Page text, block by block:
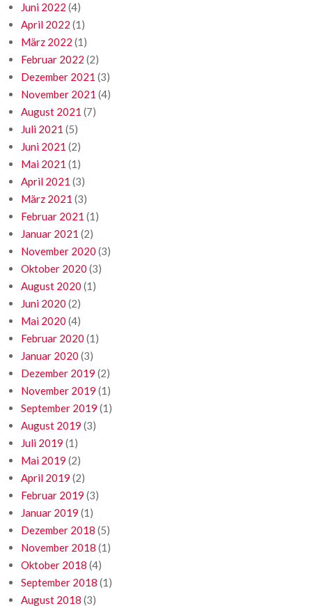
Juni 2022 (4)
April 2022 (1)
März 2022 (1)
Februar 2022 (2)
Dezember 2021 (3)
November 2021 (4)
August 2021 (7)
Juli 2021 (5)
Juni 2021 (2)
Mai 2021 (1)
April 2021 (3)
März 2021 (3)
Februar 2021 (1)
Januar 2021 (2)
November 2020 (3)
Oktober 2020 (3)
August 2020 (1)
Juni 2020 (2)
Mai 2020 (4)
Februar 2020 (1)
Januar 2020 (3)
Dezember 2019 (2)
November 2019 (1)
September 2019 (1)
August 2019 (3)
Juli 2019 (1)
Mai 2019 (2)
April 2019 (2)
Februar 2019 (3)
Januar 2019 (1)
Dezember 2018 (5)
November 2018 (1)
Oktober 2018 (4)
September 2018 (1)
August 2018 (3)